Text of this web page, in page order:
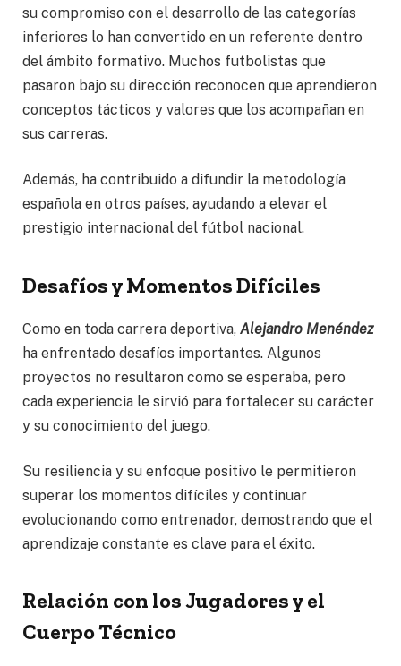
su compromiso con el desarrollo de las categorías
inferiores lo han convertido en un referente dentro
del ámbito formativo. Muchos futbolistas que
pasaron bajo su dirección reconocen que aprendieron
conceptos tácticos y valores que los acompañan en
sus carreras.
Además, ha contribuido a difundir la metodología
española en otros países, ayudando a elevar el
prestigio internacional del fútbol nacional.
Desafíos y Momentos Difíciles
Como en toda carrera deportiva, Alejandro Menéndez
ha enfrentado desafíos importantes. Algunos
proyectos no resultaron como se esperaba, pero
cada experiencia le sirvió para fortalecer su carácter
y su conocimiento del juego.
Su resiliencia y su enfoque positivo le permitieron
superar los momentos difíciles y continuar
evolucionando como entrenador, demostrando que el
aprendizaje constante es clave para el éxito.
Relación con los Jugadores y el
Cuerpo Técnico